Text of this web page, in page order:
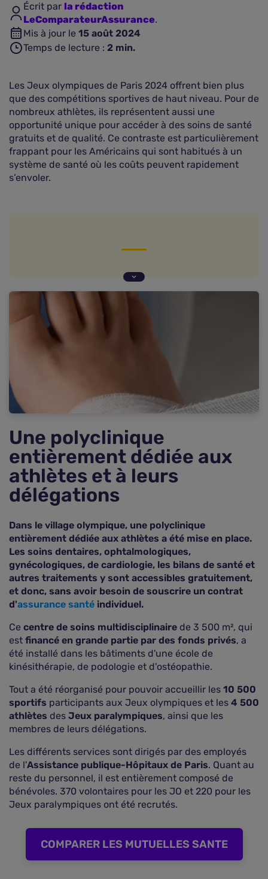
Écrit par la rédaction
LeComparateurAssurance.
Mis à jour le 15 août 2024
Temps de lecture : 2 min.
Les Jeux olympiques de Paris 2024 offrent bien plus
que des compétitions sportives de haut niveau. Pour de
nombreux athlètes, ils représentent aussi une
opportunité unique pour accéder à des soins de santé
gratuits et de qualité. Ce contraste est particulièrement
frappant pour les Américains qui sont habitués à un
système de santé où les coûts peuvent rapidement
s’envoler.
athlètes et à leurs délégations
Des sportifs qui saluent l'initiative
Une polyclinique
entièrement dédiée aux
athlètes et à leurs
délégations
Dans le village olympique, une polyclinique
entièrement dédiée aux athlètes a été mise en place.
Les soins dentaires, ophtalmologiques,
gynécologiques, de cardiologie, les bilans de santé et
autres traitements y sont accessibles gratuitement,
et donc, sans avoir besoin de souscrire un contrat
d'assurance santé individuel.
Ce centre de soins multidisciplinaire de 3 500 m², qui
est financé en grande partie par des fonds privés, a
été installé dans les bâtiments d'une école de
kinésithérapie, de podologie et d'ostéopathie.
Tout a été réorganisé pour pouvoir accueillir les 10 500
sportifs participants aux Jeux olympiques et les 4 500
athlètes des Jeux paralympiques, ainsi que les
membres de leurs délégations.
Les différents services sont dirigés par des employés
de l'Assistance publique-Hôpitaux de Paris. Quant au
reste du personnel, il est entièrement composé de
bénévoles. 370 volontaires pour les JO et 220 pour les
Jeux paralympiques ont été recrutés.
COMPARER LES MUTUELLES SANTE